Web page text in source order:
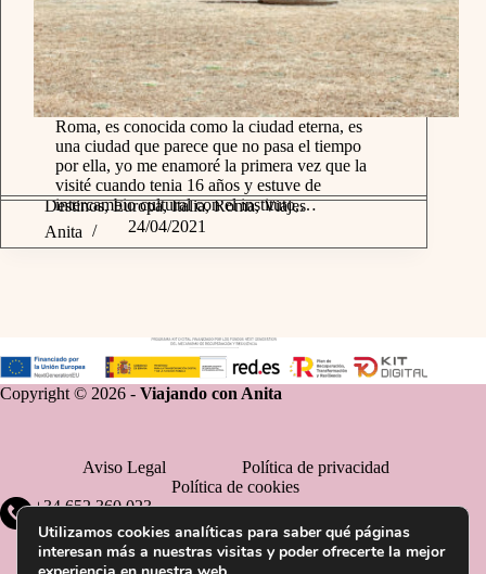
Destinos,Europa,Italia,Roma,Viajes
Roma, es conocida como la ciudad eterna, es
una ciudad que parece que no pasa el tiempo
por ella, yo me enamoré la primera vez que la
visité cuando tenia 16 años y estuve de
intercambio cultural con el instituto,…
Anita
24/04/2021
Copyright © 2026 - Viajando con Anita
Aviso Legal
Política de privacidad
Política de cookies
+34 652 360 023
Utilizamos cookies analíticas para saber qué páginas
interesan más a nuestras visitas y poder ofrecerte la mejor